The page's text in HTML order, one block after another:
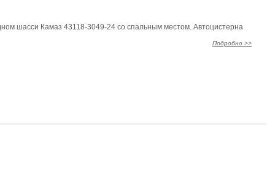
шасси Камаз 43118-3049-24 со спальным местом. Автоцистерна
Подробно >>